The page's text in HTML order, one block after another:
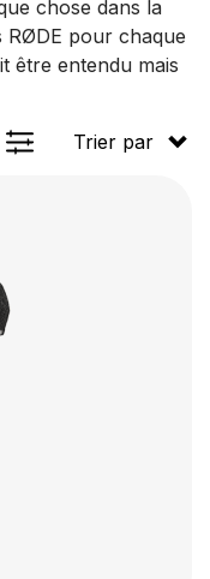
chose dans la
RØDE pour chaque
être entendu mais
Trier par